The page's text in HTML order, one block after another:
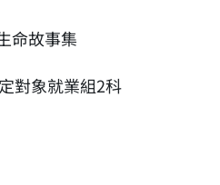
命故事集
對象就業組2科